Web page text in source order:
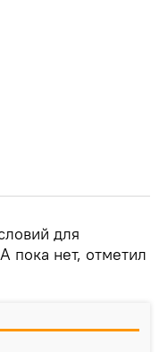
для
пока нет, отметил